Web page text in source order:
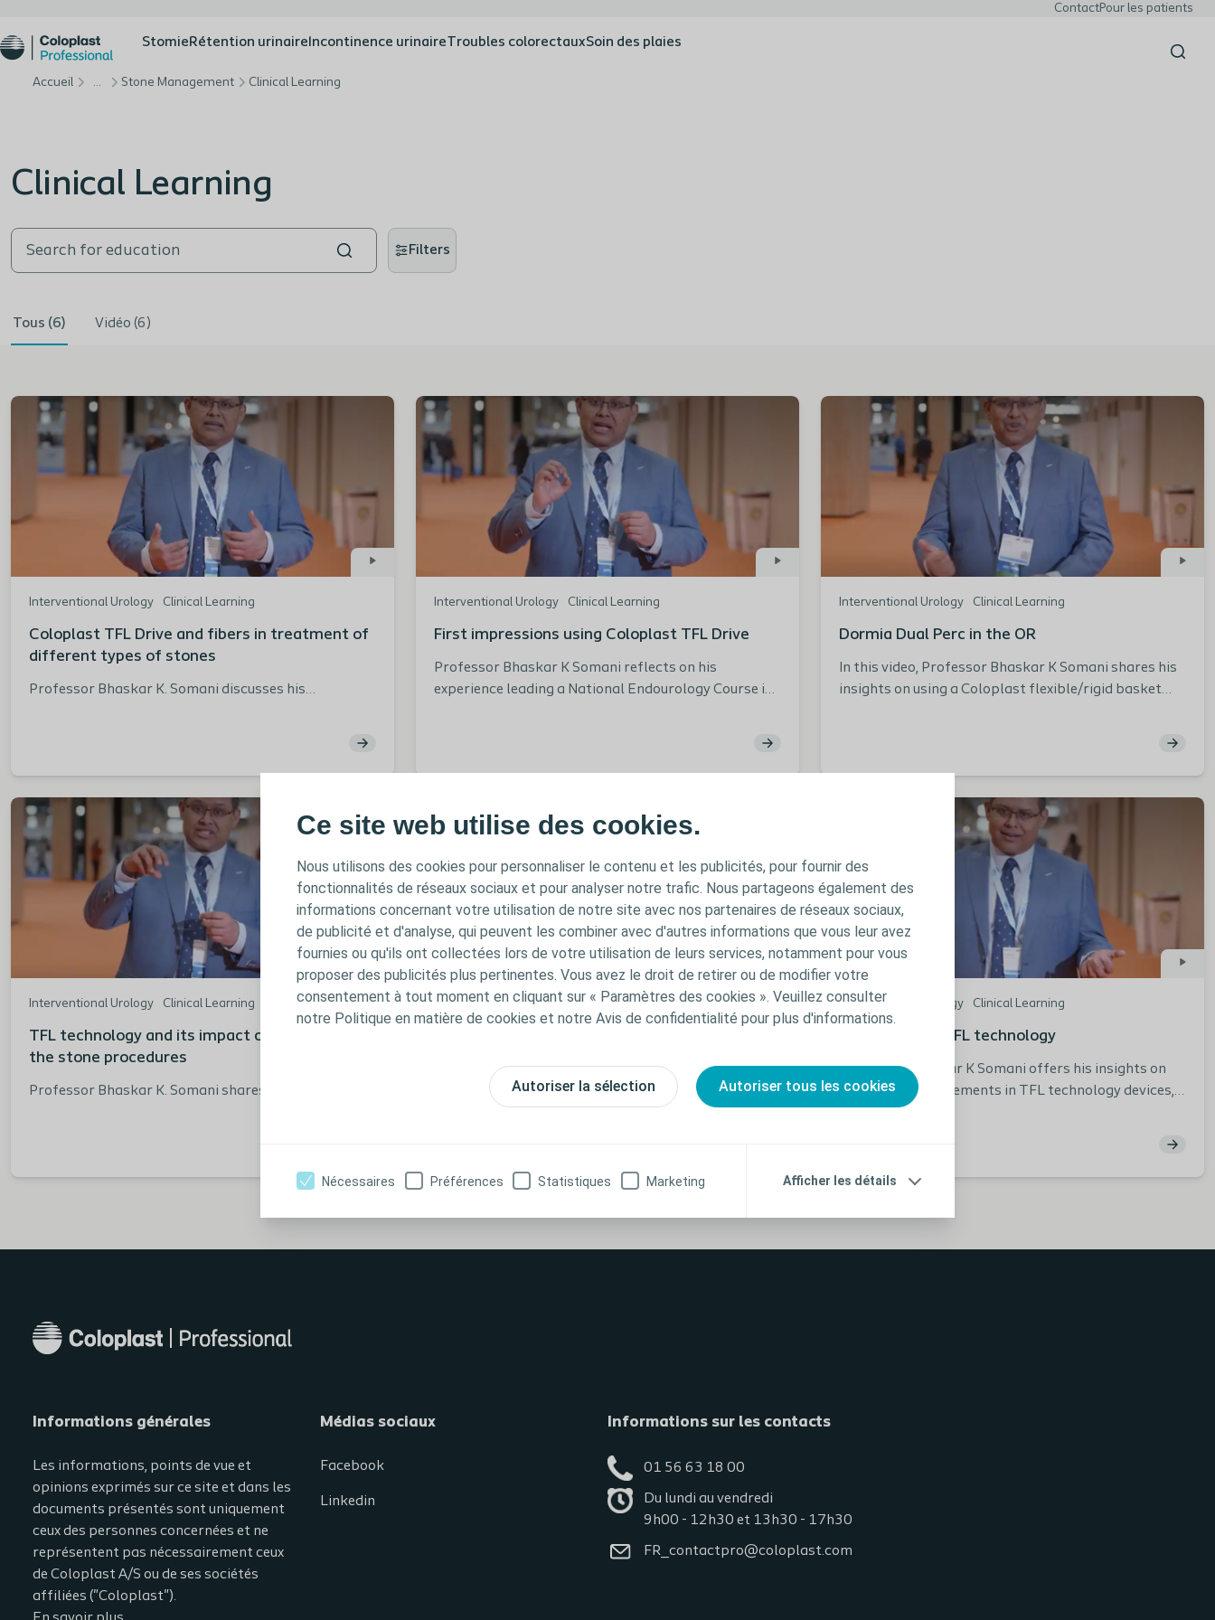
Ce site web utilise des cookies.
Nous utilisons des cookies pour personnaliser le contenu et les publicités, pour fournir des
fonctionnalités de réseaux sociaux et pour analyser notre trafic. Nous partageons également des
informations concernant votre utilisation de notre site avec nos partenaires de réseaux sociaux,
de publicité et d'analyse, qui peuvent les combiner avec d'autres informations que vous leur avez
fournies ou qu'ils ont collectées lors de votre utilisation de leurs services, notamment pour vous
proposer des publicités plus pertinentes. Vous avez le droit de retirer ou de modifier votre
consentement à tout moment en cliquant sur « Paramètres des cookies ». Veuillez consulter
notre Politique en matière de cookies et notre Avis de confidentialité pour plus d'informations.
Autoriser la sélection Autoriser tous les cookies
Nécessaires Préférences Statistiques Marketing Afficher les détails
ContactPour les patients
StomieRétention urinaire Incontinence urinaireTroubles colorectauxSoin des plaies
Accueil … Stone Management Clinical Learning
Clinical Learning
Filters
Tous (6) Vidéo (6)
Interventional Urology Clinical Learning
Coloplast TFL Drive and fibers in treatment of
different types of stones
Professor Bhaskar K. Somani discusses his
aspects such as optimal settings, the quality of
dusting and fragmenting stones, the speed and
safety of procedures, and the evolving technology
behind laser fibers.
Interventional Urology Clinical Learning
First impressions using Coloplast TFL Drive
Professor Bhaskar K Somani reflects on his
experience leading a National Endourology Course in
highlighting its interface and settings.
Interventional Urology Clinical Learning
Dormia Dual Perc in the OR
In this video, Professor Bhaskar K Somani shares his
insights on using a Coloplast flexible/rigid basket
product like this in the OR, and its impact on a stone-
Interventional Urology Clinical Learning
TFL technology and its impact on the ease of
the stone procedures
Professor Bhaskar K. Somani shares his perspective
Interventional Urology Clinical Learning
Dr Amelia Pietropaolo is a consultant urological
surgeon performing around 200 ureteroscopy
stones in comparison to Holmium YAG lasers and her
Interventional Urology Clinical Learning
The future of TFL technology
Professor Bhaskar K Somani offers his insights on
the latest advancements in TFL technology devices,
Informations générales​
Les informations, points de vue et
opinions exprimés sur ce site et dans les
documents présentés sont uniquement
ceux des personnes concernées et ne
représentent pas nécessairement ceux
de Coloplast A/S ou de ses sociétés
affiliées ("Coloplast").
Médias sociaux
Facebook
Linkedin
Informations sur les contacts
01 56 63 18 00
Du lundi au vendredi
9h00 - 12h30 et 13h30 - 17h30
FR_contactpro@coloplast.com